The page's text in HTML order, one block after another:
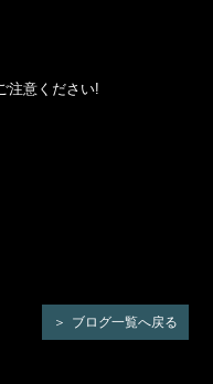
注意ください!
ブログ一覧へ戻る